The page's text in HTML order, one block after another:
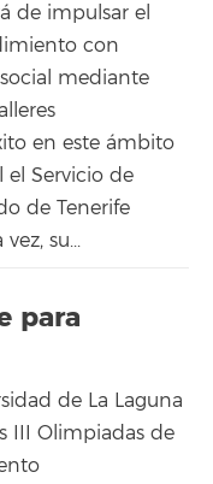
de impulsar el
con
mediante
en este ámbito
el Servicio de
de Tenerife
su...
para
de La Laguna
III Olimpiadas de